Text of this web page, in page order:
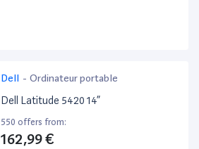
Dell - Ordinateur portable
Dell Latitude 5420 14”
550 offers from:
162,99 €